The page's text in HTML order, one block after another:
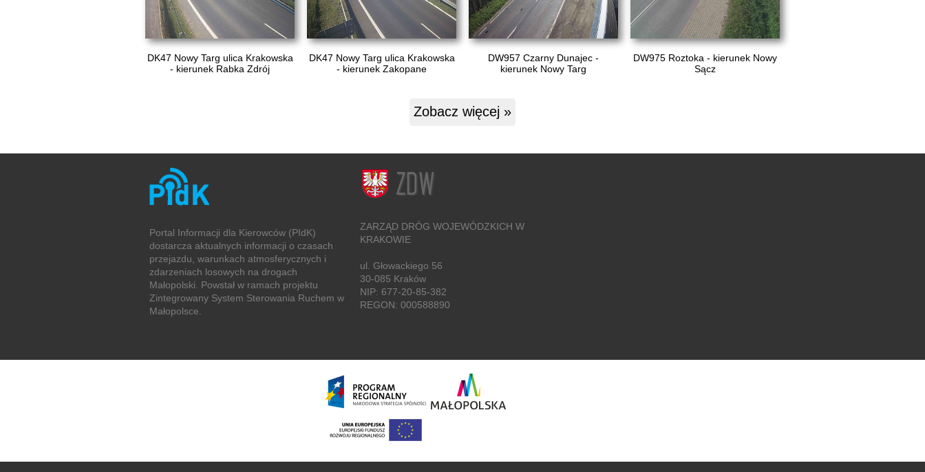
DK47 Nowy Targ ulica Krakowska
- kierunek Rabka Zdrój
DK47 Nowy Targ ulica Krakowska
- kierunek Zakopane
DW957 Czarny Dunajec -
kierunek Nowy Targ
DW975 Roztoka - kierunek Nowy
Sącz
Zobacz więcej »
Portal Informacji dla Kierowców (PIdK)
dostarcza aktualnych informacji o czasach
przejazdu, warunkach atmosferycznych i
zdarzeniach losowych na drogach
Małopolski. Powstał w ramach projektu
Zintegrowany System Sterowania Ruchem w
Małopolsce.
ZARZĄD DRÓG WOJEWÓDZKICH W
KRAKOWIE
ul. Głowackiego 56
30-085 Kraków
NIP: 677-20-85-382
REGON: 000588890